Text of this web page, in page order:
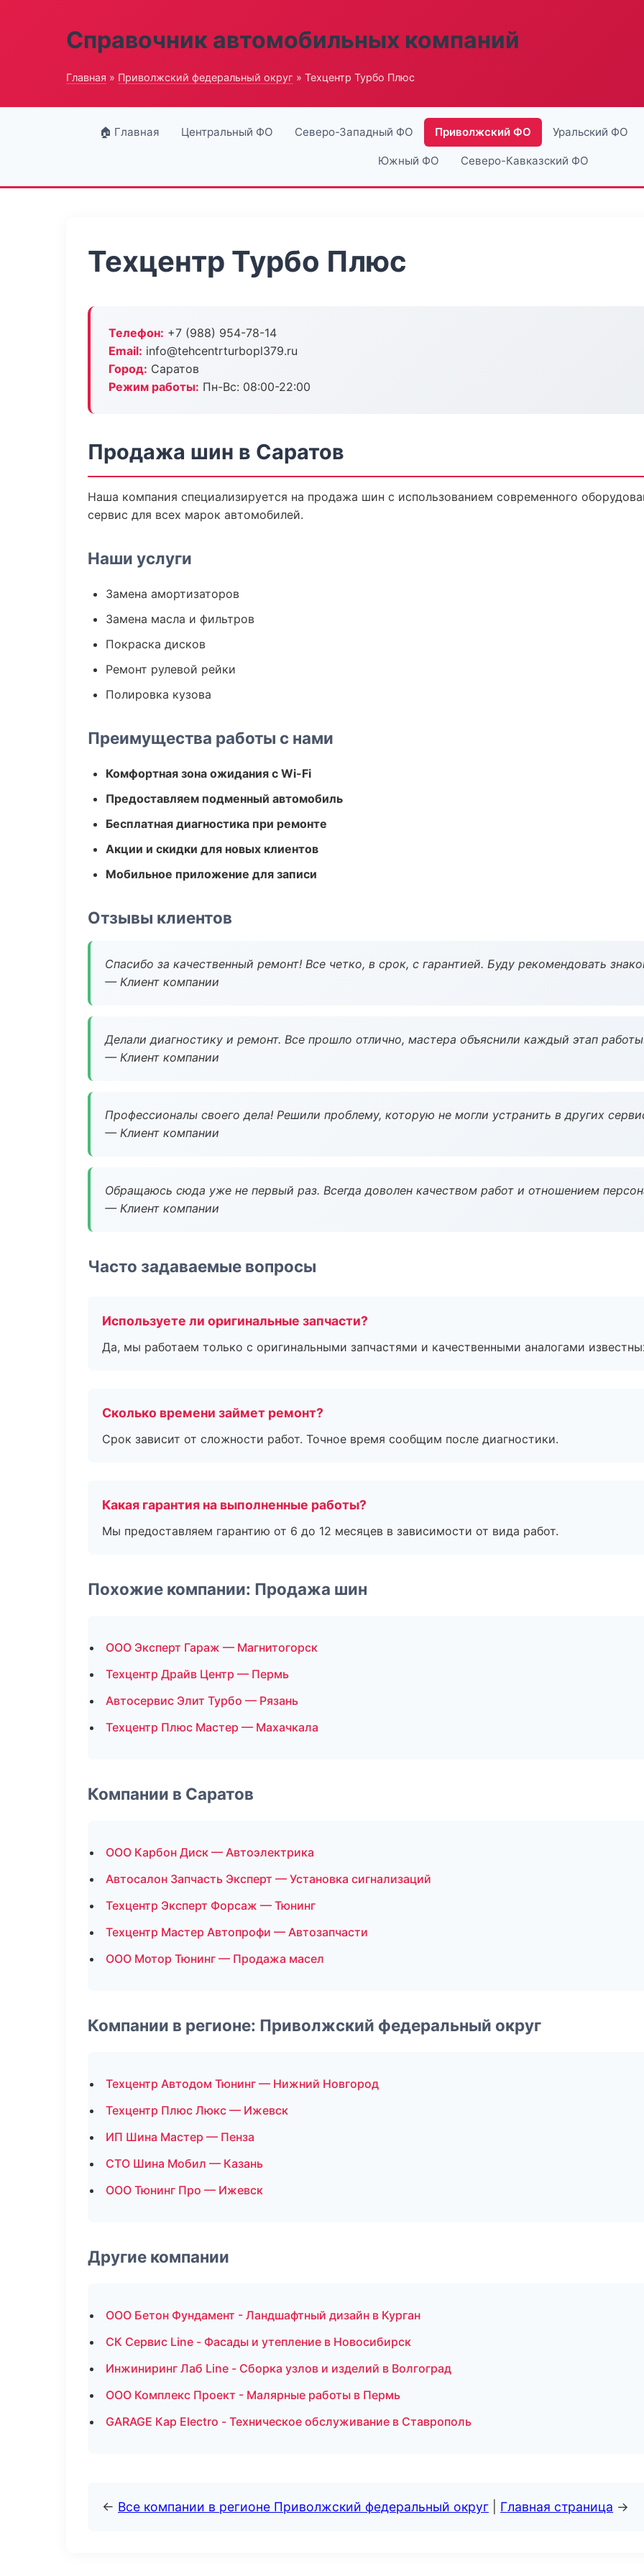
Справочник автомобильных компаний
Главная » Приволжский федеральный округ » Техцентр Турбо Плюс
🏠 Главная Центральный ФО Северо-Западный ФО Приволжский ФО Уральский ФО
Южный ФО Северо-Кавказский ФО
Техцентр Турбо Плюс
Телефон: +7 (988) 954-78-14
Email: info@tehcentrturbopl379.ru
Город: Саратов
Режим работы: Пн-Вс: 08:00-22:00
Продажа шин в Саратов
Наша компания специализируется на продажа шин с использованием современного
сервис для всех марок автомобилей.
Наши услуги
Замена амортизаторов
Замена масла и фильтров
Покраска дисков
Ремонт рулевой рейки
Полировка кузова
Преимущества работы с нами
Комфортная зона ожидания с Wi-Fi
Предоставляем подменный автомобиль
Бесплатная диагностика при ремонте
Акции и скидки для новых клиентов
Мобильное приложение для записи
Отзывы клиентов
Спасибо за качественный ремонт! Все четко, в срок, с гарантией. Буду рекомендовать
— Клиент компании
Делали диагностику и ремонт. Все прошло отлично, мастера объяснили каждый этап
— Клиент компании
Профессионалы своего дела! Решили проблему, которую не могли устранить в других
— Клиент компании
Обращаюсь сюда уже не первый раз. Всегда доволен качеством работ и отношением
— Клиент компании
Часто задаваемые вопросы
Используете ли оригинальные запчасти?
Да, мы работаем только с оригинальными запчастями и качественными аналогами
Сколько времени займет ремонт?
Срок зависит от сложности работ. Точное время сообщим после диагностики.
Какая гарантия на выполненные работы?
Мы предоставляем гарантию от 6 до 12 месяцев в зависимости от вида работ.
Похожие компании: Продажа шин
ООО Эксперт Гараж — Магнитогорск
Техцентр Драйв Центр — Пермь
Автосервис Элит Турбо — Рязань
Техцентр Плюс Мастер — Махачкала
Компании в Саратов
ООО Карбон Диск — Автоэлектрика
Автосалон Запчасть Эксперт — Установка сигнализаций
Техцентр Эксперт Форсаж — Тюнинг
Техцентр Мастер Автопрофи — Автозапчасти
ООО Мотор Тюнинг — Продажа масел
Компании в регионе: Приволжский федеральный округ
Техцентр Автодом Тюнинг — Нижний Новгород
Техцентр Плюс Люкс — Ижевск
ИП Шина Мастер — Пенза
СТО Шина Мобил — Казань
ООО Тюнинг Про — Ижевск
Другие компании
ООО Бетон Фундамент - Ландшафтный дизайн в Курган
СК Сервис Line - Фасады и утепление в Новосибирск
Инжиниринг Лаб Line - Сборка узлов и изделий в Волгоград
ООО Комплекс Проект - Малярные работы в Пермь
GARAGE Кар Electro - Техническое обслуживание в Ставрополь
← Все компании в регионе Приволжский федеральный округ Главная страница →